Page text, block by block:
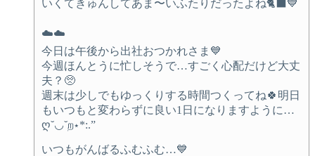
いくてきゅんしてあま〜いふたりだったよね🐈‍⬛💙
☁️☁️
今日は午後から出社おつかれさま💙
今週ほんとうに忙しそうで…すごく心配だけど大丈
夫？🥺
週末は少しでもゆっくりする時間つくってね🍀明日
もいつもと変わらずに良い1日になりますように…
ღ˘◡˘ற⋆*:.”
いつもがんばるふむふむ…💙